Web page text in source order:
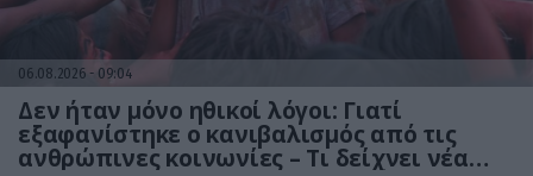
06.08.2026 09:04
Δεν ήταν μόνο ηθικοί λόγοι: Γιατί
εξαφανίστηκε ο κανιβαλισμός από τις
ανθρώπινες κοινωνίες – Τι δείχνει νέα